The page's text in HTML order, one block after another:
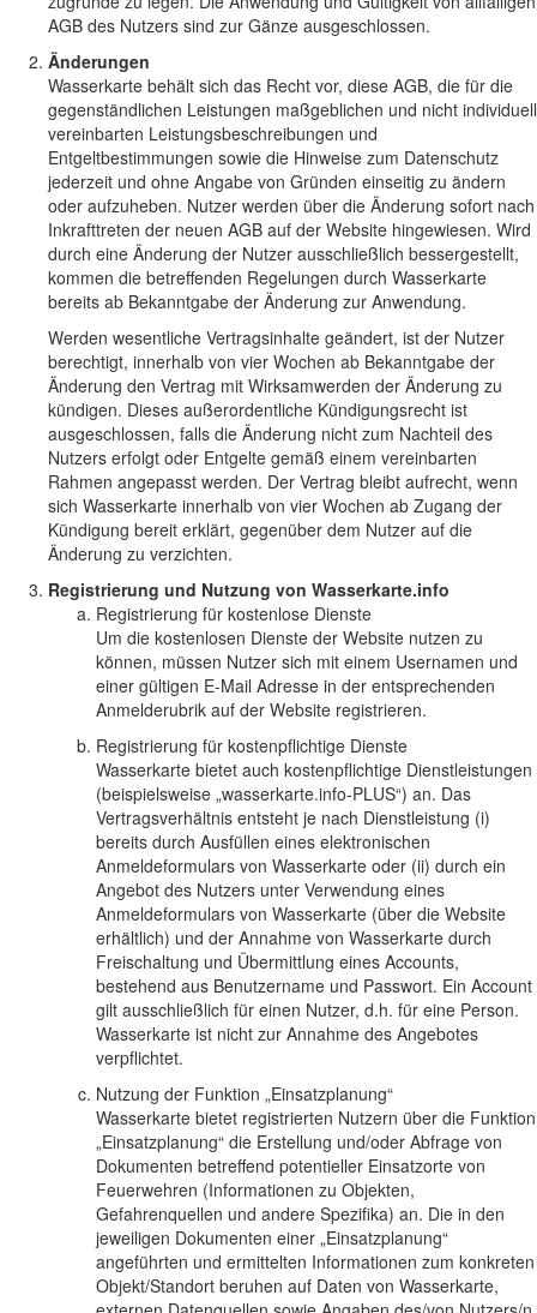
AGB des Nutzers sind zur Gänze ausgeschlossen.
Änderungen
Wasserkarte behält sich das Recht vor, diese AGB, die für die
gegenständlichen Leistungen maßgeblichen und nicht individuell
vereinbarten Leistungsbeschreibungen und
Entgeltbestimmungen sowie die Hinweise zum Datenschutz
jederzeit und ohne Angabe von Gründen einseitig zu ändern
oder aufzuheben. Nutzer werden über die Änderung sofort nach
Inkrafttreten der neuen AGB auf der Website hingewiesen. Wird
durch eine Änderung der Nutzer ausschließlich bessergestellt,
kommen die betreffenden Regelungen durch Wasserkarte
bereits ab Bekanntgabe der Änderung zur Anwendung.
Werden wesentliche Vertragsinhalte geändert, ist der Nutzer
berechtigt, innerhalb von vier Wochen ab Bekanntgabe der
Änderung den Vertrag mit Wirksamwerden der Änderung zu
kündigen. Dieses außerordentliche Kündigungsrecht ist
ausgeschlossen, falls die Änderung nicht zum Nachteil des
Nutzers erfolgt oder Entgelte gemäß einem vereinbarten
Rahmen angepasst werden. Der Vertrag bleibt aufrecht, wenn
sich Wasserkarte innerhalb von vier Wochen ab Zugang der
Kündigung bereit erklärt, gegenüber dem Nutzer auf die
Änderung zu verzichten.
Registrierung und Nutzung von Wasserkarte.info
Registrierung für kostenlose Dienste
Um die kostenlosen Dienste der Website nutzen zu
können, müssen Nutzer sich mit einem Usernamen und
einer gültigen E-Mail Adresse in der entsprechenden
Anmelderubrik auf der Website registrieren.
Registrierung für kostenpflichtige Dienste
Wasserkarte bietet auch kostenpflichtige Dienstleistungen
(beispielsweise „wasserkarte.info-PLUS“) an. Das
Vertragsverhältnis entsteht je nach Dienstleistung (i)
bereits durch Ausfüllen eines elektronischen
Anmeldeformulars von Wasserkarte oder (ii) durch ein
Angebot des Nutzers unter Verwendung eines
Anmeldeformulars von Wasserkarte (über die Website
erhältlich) und der Annahme von Wasserkarte durch
Freischaltung und Übermittlung eines Accounts,
bestehend aus Benutzername und Passwort. Ein Account
gilt ausschließlich für einen Nutzer, d.h. für eine Person.
Wasserkarte ist nicht zur Annahme des Angebotes
verpflichtet.
Nutzung der Funktion „Einsatzplanung“
Wasserkarte bietet registrierten Nutzern über die Funktion
„Einsatzplanung“ die Erstellung und/oder Abfrage von
Dokumenten betreffend potentieller Einsatzorte von
Feuerwehren (Informationen zu Objekten,
Gefahrenquellen und andere Spezifika) an. Die in den
jeweiligen Dokumenten einer „Einsatzplanung“
angeführten und ermittelten Informationen zum konkreten
Objekt/Standort beruhen auf Daten von Wasserkarte,